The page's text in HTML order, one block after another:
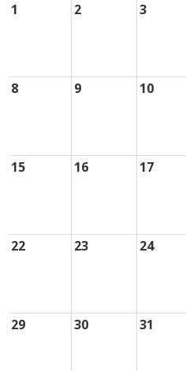
1
2 3
8 9 10
15 16 17
22 23 24
29 30 31